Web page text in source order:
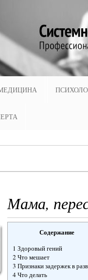
Мама,
Содержание
1 Здоровый гений
2 Что мешает
3 Признаки задержек в
4 Что делать